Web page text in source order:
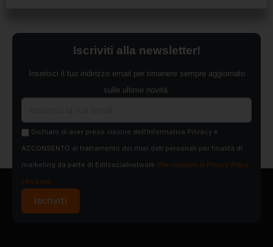
Iscriviti alla newsletter!
Inserisci il tuo indirizzo email per rimanere sempre aggiornato
sulle ultime novità.
Dichiaro di aver preso visione dell'Informativa Privacy e
ACCONSENTO al trattamento dei miei dati personali per finalità di
marketing da parte di Edilsocialnetwork (Per visionare la Privacy Policy
clicca qui).
Iscriviti